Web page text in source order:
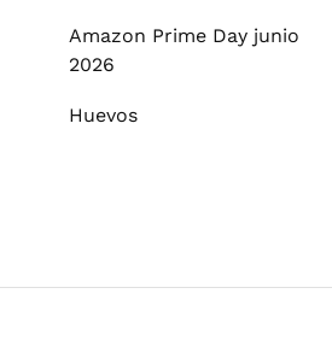
Amazon Prime Day junio
2026
Huevos